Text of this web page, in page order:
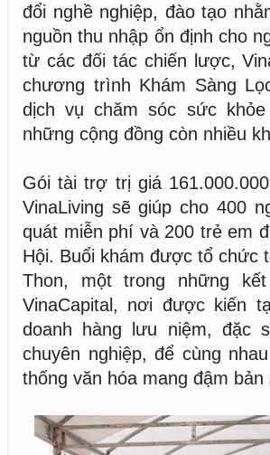
đổi nghề nghiệp, đào tạo
nguồn thu nhập ổn định cho
từ các đối tác chiến lược,
chương trình Khám Sàng
dịch vụ chăm sóc sức
những cộng đồng còn nhiều
Gói tài trợ trị giá
VinaLiving sẽ giúp cho 400
quát miễn phí và 200 trẻ em
Hội. Buổi khám được tổ chức
Thon, một trong những
VinaCapital, nơi được kiến
doanh hàng lưu niệm, đặc
chuyên nghiệp, để cùng
thống văn hóa mang đậm